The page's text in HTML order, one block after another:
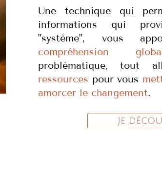
Une technique qui
informations qui
"système", vous
compréhension
problématique, tout
ressources pour vous
amorcer le changement.
Je